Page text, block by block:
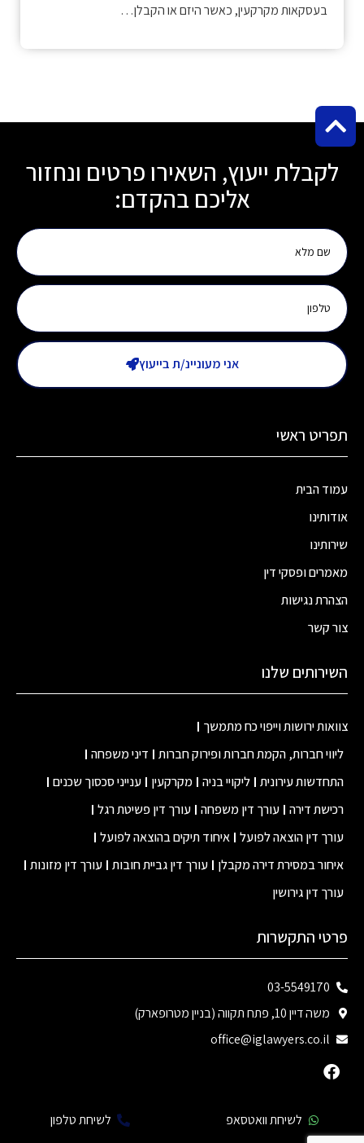
בעסקאות מקרקעין, כאשר היזם או הקבלן…
לקבלת ייעוץ, השאירו פרטים ונחזור
אליכם בהקדם:
אני מעוניינ/ת בייעוץ
תפריט ראשי
עמוד הבית
אודותינו
שירותינו
מאמרים ופסקי דין
הצהרת נגישות
צור קשר
השירותים שלנו
צוואות ירושות וייפוי כח מתמשך
ליווי חברות, הקמת חברות ופירוק חברות
דיני משפחה
התחדשות עירונית ליקויי בניה מקרקעין
ענייני סכסוך שכנים
רכישת דירה עורך דין משפחה עורך דין פשיטת רגל
עורך דין הוצאה לפועל איחוד תיקים בהוצאה לפועל
איחור במסירת דירה מקבלן
עורך דין גביית חובות עורך דין מזונות
עורך דין גירושין
פרטי התקשרות
03-5549170
משה דיין 10, פתח תקווה (בניין מטרופארק)
office@iglawyers.co.il
לשיחת וואטסאפ לשיחת טלפון